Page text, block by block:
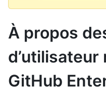
À propos
GitHub